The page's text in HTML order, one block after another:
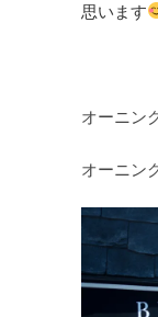
思います
オーニン
オーニン